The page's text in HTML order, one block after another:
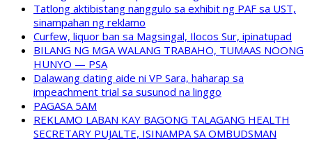
Tatlong aktibistang nanggulo sa exhibit ng PAF sa UST,
sinampahan ng reklamo
Curfew, liquor ban sa Magsingal, Ilocos Sur, ipinatupad
BILANG NG MGA WALANG TRABAHO, TUMAAS NOONG
HUNYO — PSA
Dalawang dating aide ni VP Sara, haharap sa
impeachment trial sa susunod na linggo
PAGASA 5AM
REKLAMO LABAN KAY BAGONG TALAGANG HEALTH
SECRETARY PUJALTE, ISINAMPA SA OMBUDSMAN